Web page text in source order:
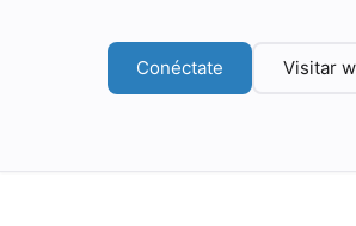
Conéctate Visitar